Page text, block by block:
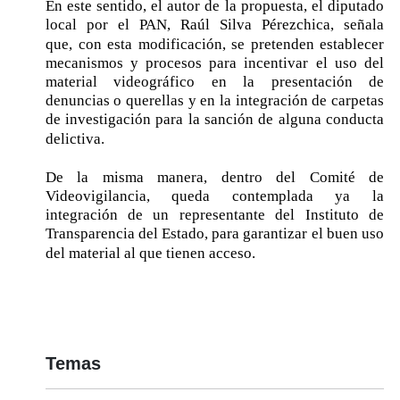
En este sentido, el autor de la propuesta, el diputado
local por el PAN, Raúl Silva Pérezchica, señala
que, con esta modificación, se pretenden establecer
mecanismos y procesos para incentivar el uso del
material videográfico en la presentación de
denuncias o querellas y en la integración de carpetas
de investigación para la sanción de alguna conducta
delictiva.
De la misma manera, dentro del Comité de
Videovigilancia, queda contemplada ya la
integración de un representante del Instituto de
Transparencia del Estado, para garantizar el buen uso
del material al que tienen acceso.
Temas